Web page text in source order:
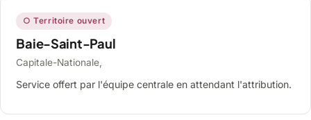
○ Territoire ouvert
Baie-Saint-Paul
Capitale-Nationale,
Service offert par l'équipe centrale en attendant l'attribution.